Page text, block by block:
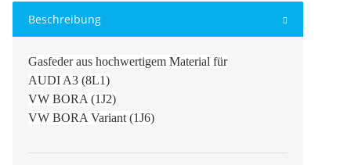
Beschreibung
Gasfeder aus hochwertigem Material für
AUDI A3 (8L1)
VW BORA (1J2)
VW BORA Variant (1J6)